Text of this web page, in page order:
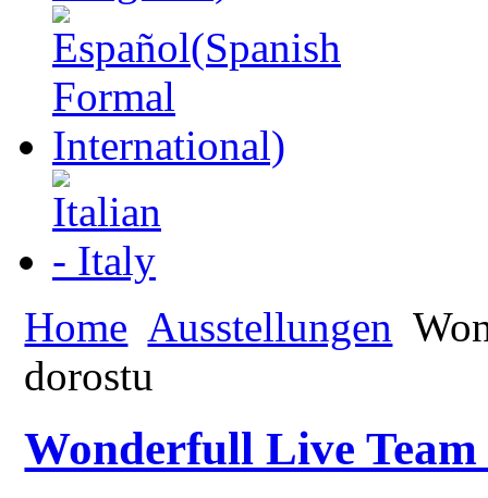
Home Ausstellungen
dorostu
Wonderfull Live